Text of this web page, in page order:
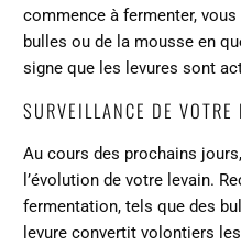
commence à fermenter,
bulles ou de la mousse en
signe que les levures sont
SURVEILLANCE DE VOTRE
Au cours des prochains
l’évolution de votre levain.
fermentation, tels que des
levure convertit volontiers